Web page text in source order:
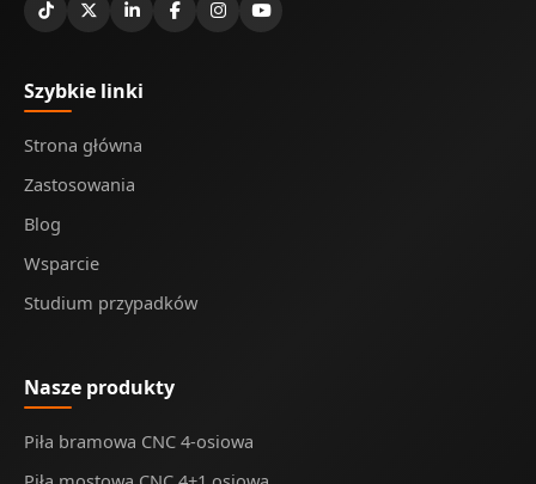
Szybkie linki
Strona główna
Zastosowania
Blog
Wsparcie
Studium przypadków
Nasze produkty
Piła bramowa CNC 4-osiowa